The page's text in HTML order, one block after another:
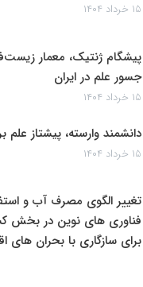
۱۵ خرداد ۱۴۰۴
پیشگام ژنتیک، معمار
جسور علم در ایران
۱۵ خرداد ۱۴۰۴
دانشمند وارسته، پیشتاز علم
۱۵ خرداد ۱۴۰۴
تغییر الگوی مصرف آب و
فناوری های نوین در بخش
برای سازگاری با بحران های